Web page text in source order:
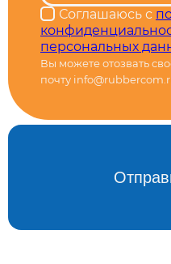
Соглашаюсь с
персональных
Вы можете отозвать
почту